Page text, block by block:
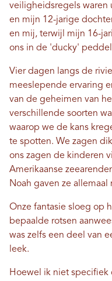
veiligheidsregels waren
en mijn 12-jarige
en mij, terwijl mijn 16-
ons in de 'ducky'
Vier dagen langs de
meeslepende ervaring
van de geheimen van
verschillende soorten
waarop we de kans
te spotten. We zagen
ons zagen de kinderen
Amerikaanse
Noah gaven ze allemaal
Onze fantasie sloeg op
bepaalde rotsen
was zelfs een deel van
leek.
Hoewel ik niet specifiek